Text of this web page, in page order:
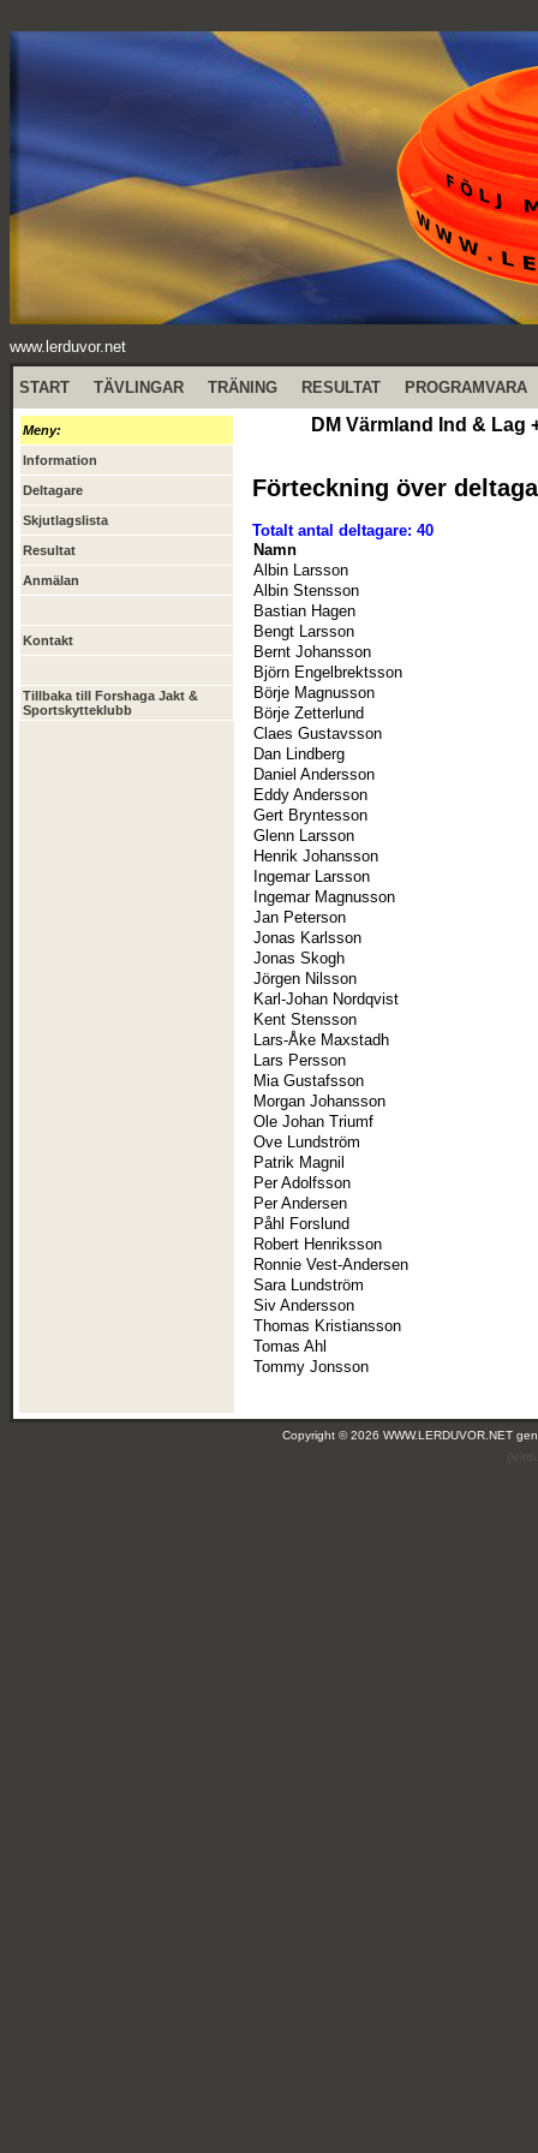
www.lerduvor.net
START TÄVLINGAR TRÄNING RESULTAT PROGRAMVARA
Meny:
Information
Deltagare
Skjutlagslista
Resultat
Anmälan
Kontakt
Tillbaka till Forshaga Jakt &
Sportskytteklubb
DM Värmland Ind &
Förteckning över
Totalt antal deltagare: 40
Namn
Albin Larsson
Albin Stensson
Bastian Hagen
Bengt Larsson
Bernt Johansson
Björn Engelbrektsson
Börje Magnusson
Börje Zetterlund
Claes Gustavsson
Dan Lindberg
Daniel Andersson
Eddy Andersson
Gert Bryntesson
Glenn Larsson
Henrik Johansson
Ingemar Larsson
Ingemar Magnusson
Jan Peterson
Jonas Karlsson
Jonas Skogh
Jörgen Nilsson
Karl-Johan Nordqvist
Kent Stensson
Lars-Åke Maxstadh
Lars Persson
Mia Gustafsson
Morgan Johansson
Ole Johan Triumf
Ove Lundström
Patrik Magnil
Per Adolfsson
Per Andersen
Påhl Forslund
Robert Henriksson
Ronnie Vest-Andersen
Sara Lundström
Siv Andersson
Thomas Kristiansson
Tomas Ahl
Tommy Jonsson
Copyright © 2026 WWW.LERDUVOR.NET